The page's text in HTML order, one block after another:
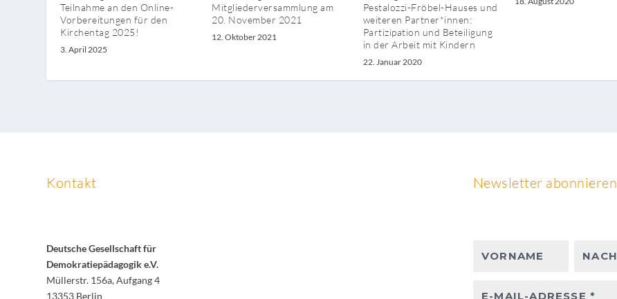
Teilnahme an den Online-
Vorbereitungen für den
Kirchentag 2025!
3. April 2025
Mitgliederversammlung am
20. November 2021
12. Oktober 2021
Pestalozzi-Fröbel-Hauses und
weiteren Partner*innen:
Partizipation und Beteiligung
in der Arbeit mit Kindern
22. Januar 2020
Kontakt
Deutsche Gesellschaft für
Demokratiepädagogik e.V.
Müllerstr. 156a, Aufgang 4
13353 Berlin
Newsletter abonnieren